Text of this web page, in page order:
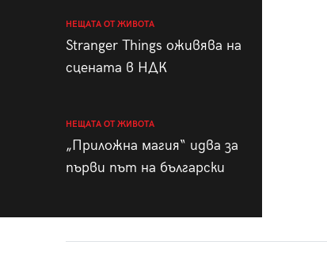
НЕЩАТА ОТ ЖИВОТА
Stranger Things оживява на
сцената в НДК
НЕЩАТА ОТ ЖИВОТА
„Приложна магия“ идва за
първи път на български